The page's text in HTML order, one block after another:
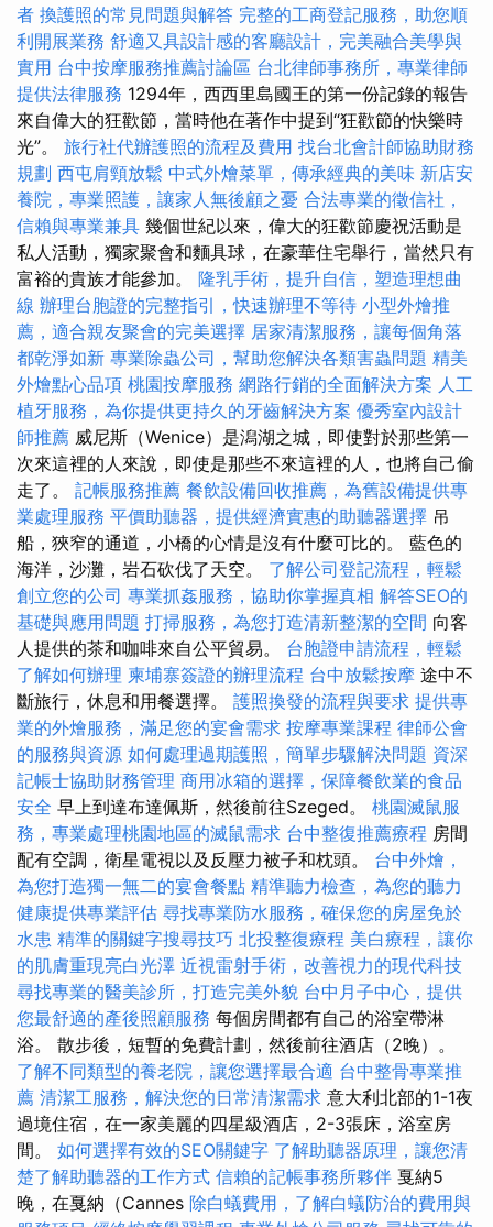
者 換護照的常見問題與解答 完整的工商登記服務，助您順
利開展業務 舒適又具設計感的客廳設計，完美融合美學與
實用 台中按摩服務推薦討論區 台北律師事務所，專業律師
提供法律服務 1294年，西西里島國王的第一份記錄的報告
來自偉大的狂歡節，當時他在著作中提到“狂歡節的快樂時
光”。 旅行社代辦護照的流程及費用 找台北會計師協助財務
規劃 西屯肩頸放鬆 中式外燴菜單，傳承經典的美味 新店安
養院，專業照護，讓家人無後顧之憂 合法專業的徵信社，
信賴與專業兼具 幾個世紀以來，偉大的狂歡節慶祝活動是
私人活動，獨家聚會和麵具球，在豪華住宅舉行，當然只有
富裕的貴族才能參加。 隆乳手術，提升自信，塑造理想曲
線 辦理台胞證的完整指引，快速辦理不等待 小型外燴推
薦，適合親友聚會的完美選擇 居家清潔服務，讓每個角落
都乾淨如新 專業除蟲公司，幫助您解決各類害蟲問題 精美
外燴點心品項 桃園按摩服務 網路行銷的全面解決方案 人工
植牙服務，為你提供更持久的牙齒解決方案 優秀室內設計
師推薦 威尼斯（Wenice）是潟湖之城，即使對於那些第一
次來這裡的人來說，即使是那些不來這裡的人，也將自己偷
走了。 記帳服務推薦 餐飲設備回收推薦，為舊設備提供專
業處理服務 平價助聽器，提供經濟實惠的助聽器選擇 吊
船，狹窄的通道，小橋的心情是沒有什麼可比的。 藍色的
海洋，沙灘，岩石砍伐了天空。 了解公司登記流程，輕鬆
創立您的公司 專業抓姦服務，協助你掌握真相 解答SEO的
基礎與應用問題 打掃服務，為您打造清新整潔的空間 向客
人提供的茶和咖啡來自公平貿易。 台胞證申請流程，輕鬆
了解如何辦理 柬埔寨簽證的辦理流程 台中放鬆按摩 途中不
斷旅行，休息和用餐選擇。 護照換發的流程與要求 提供專
業的外燴服務，滿足您的宴會需求 按摩專業課程 律師公會
的服務與資源 如何處理過期護照，簡單步驟解決問題 資深
記帳士協助財務管理 商用冰箱的選擇，保障餐飲業的食品
安全 早上到達布達佩斯，然後前往Szeged。 桃園滅鼠服
務，專業處理桃園地區的滅鼠需求 台中整復推薦療程 房間
配有空調，衛星電視以及反壓力被子和枕頭。 台中外燴，
為您打造獨一無二的宴會餐點 精準聽力檢查，為您的聽力
健康提供專業評估 尋找專業防水服務，確保您的房屋免於
水患 精準的關鍵字搜尋技巧 北投整復療程 美白療程，讓你
的肌膚重現亮白光澤 近視雷射手術，改善視力的現代科技
尋找專業的醫美診所，打造完美外貌 台中月子中心，提供
您最舒適的產後照顧服務 每個房間都有自己的浴室帶淋
浴。 散步後，短暫的免費計劃，然後前往酒店（2晚）。
了解不同類型的養老院，讓您選擇最合適 台中整骨專業推
薦 清潔工服務，解決您的日常清潔需求 意大利北部的1-1夜
過境住宿，在一家美麗的四星級酒店，2-3張床，浴室房
間。 如何選擇有效的SEO關鍵字 了解助聽器原理，讓您清
楚了解助聽器的工作方式 信賴的記帳事務所夥伴 戛納5
晚，在戛納（Cannes 除白蟻費用，了解白蟻防治的費用與